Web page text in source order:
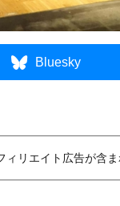
Bluesky
ィリエイト広告が含ま